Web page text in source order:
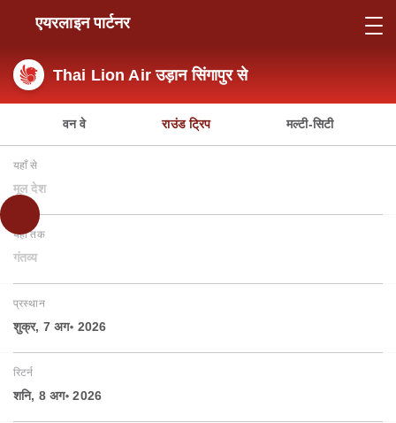
एयरलाइन पार्टनर
Thai Lion Air उड़ान सिंगापुर से
वन वे राउंड ट्रिप मल्टी-सिटी
यहाँ से
मूल देश
यहाँ तक
गंतव्य
प्रस्थान
शुक्र, 7 अग॰ 2026
रिटर्न
शनि, 8 अग॰ 2026